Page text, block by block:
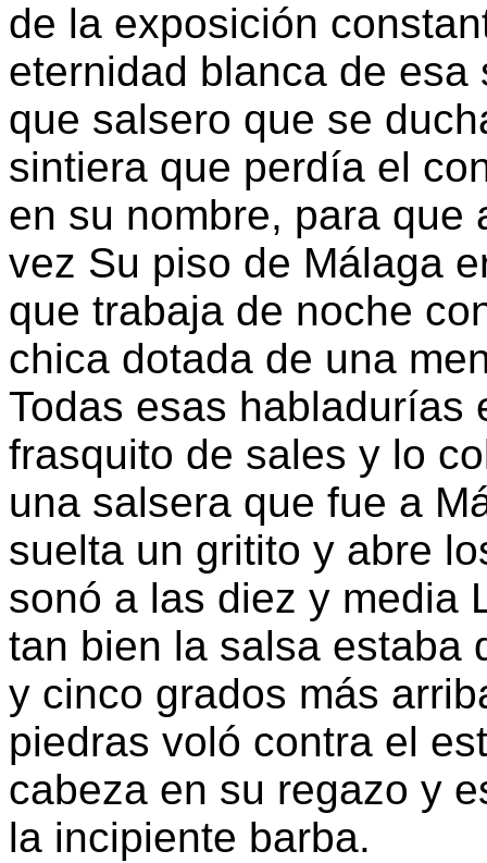
de la exposición
eternidad blanca de
que salsero que se
sintiera que perdía el
en su nombre, para
vez Su piso de Málaga
que trabaja de noche
chica dotada de una
Todas esas habladurías
frasquito de sales y lo
una salsera que fue a
suelta un gritito y abre
sonó a las diez y media
tan bien la salsa estaba
y cinco grados más
piedras voló contra el
cabeza en su regazo y
la incipiente barba.